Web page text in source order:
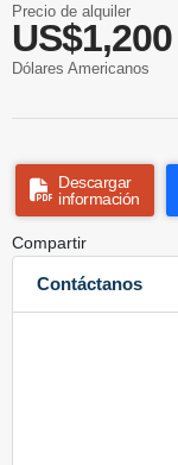
Precio de alquiler
US$1,200
Dólares Americanos
Descargar
información
Compartir
Contáctanos